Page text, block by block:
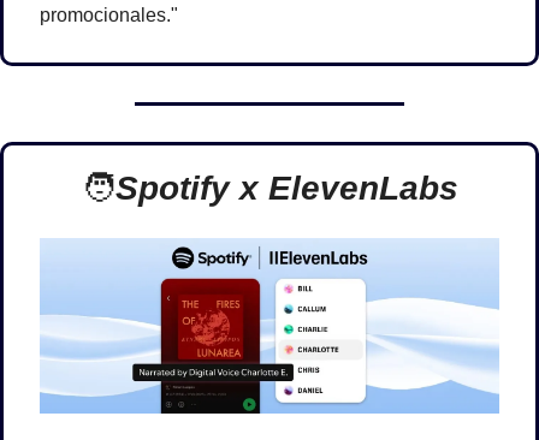
promocionales."
🧑Spotify x ElevenLabs